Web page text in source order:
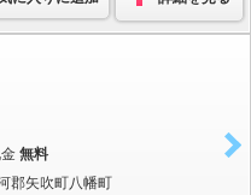
無料
郡矢吹町八幡町